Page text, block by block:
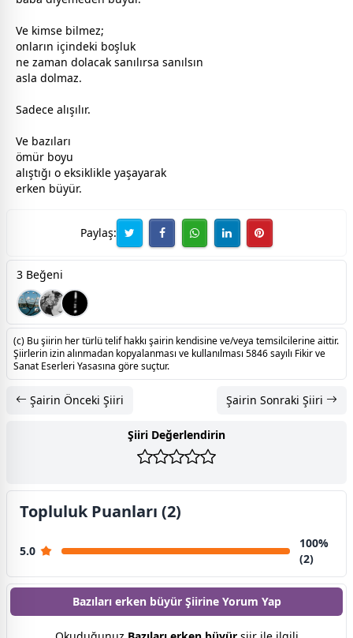
Ve kimse bilmez;
onların içindeki boşluk
ne zaman dolacak sanılırsa sanılsın
asla dolmaz.
Sadece alışılır.
Ve bazıları
ömür boyu
alıştığı o eksiklikle yaşayarak
erken büyür.
Paylaş:
3 Beğeni
(c) Bu şiirin her türlü telif hakkı şairin kendisine ve/veya temsilcilerine aittir.
Şiirlerin izin alınmadan kopyalanması ve kullanılması 5846 sayılı Fikir ve
Sanat Eserleri Yasasına göre suçtur.
Şairin Önceki Şiiri Şairin Sonraki Şiiri
Şiiri Değerlendirin
Topluluk Puanları (2)
5.0
100%
(2)
Bazıları erken büyür Şiirine Yorum Yap